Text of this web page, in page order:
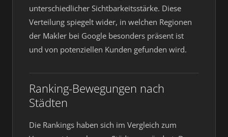
unterschiedlicher Sichtbarkeitsstärke. Diese
Verteilung spiegelt wider, in welchen Regionen
der Makler bei Google besonders präsent ist
und von potenziellen Kunden gefunden wird.
Ranking-Bewegungen nach
Städten
Die Rankings haben sich im Vergleich zum